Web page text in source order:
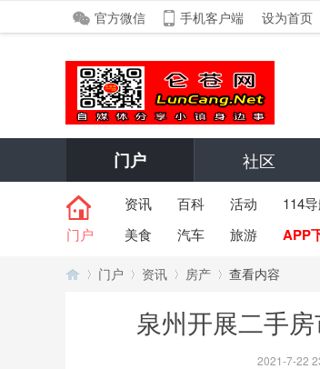
官方微信 手机客户端 设为首页
门户 社区
门户
资讯 百科 活动
114
美食
汽车 旅游 APP
门户 资讯 房产 查看内容
泉州开展二手
2021-7-22